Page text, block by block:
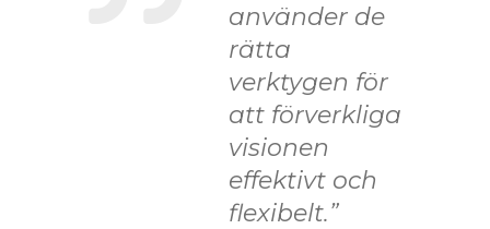
använder de
rätta
verktygen för
att förverkliga
visionen
effektivt och
flexibelt.”